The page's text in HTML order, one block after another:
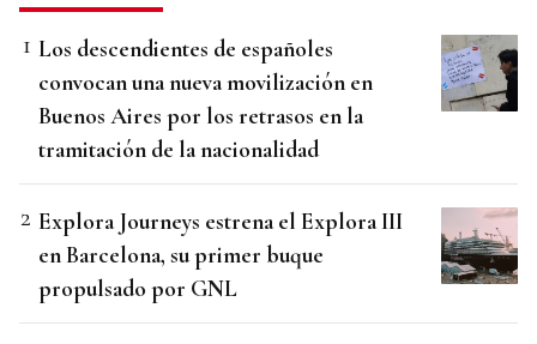
Los descendientes de españoles
convocan una nueva movilización en
Buenos Aires por los retrasos en la
tramitación de la nacionalidad
Explora Journeys estrena el Explora III
en Barcelona, su primer buque
propulsado por GNL